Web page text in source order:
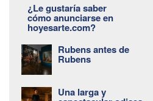
¿Le gustaría saber
cómo anunciarse en
hoyesarte.com?
Rubens antes de
Rubens
Una larga y